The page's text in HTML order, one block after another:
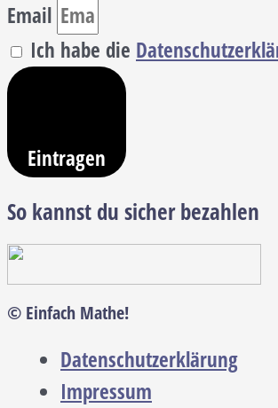
Email
Ich habe die
Eintragen
So kannst du sicher bezahlen
© Einfach Mathe!
Datenschutzerklärung
Impressum